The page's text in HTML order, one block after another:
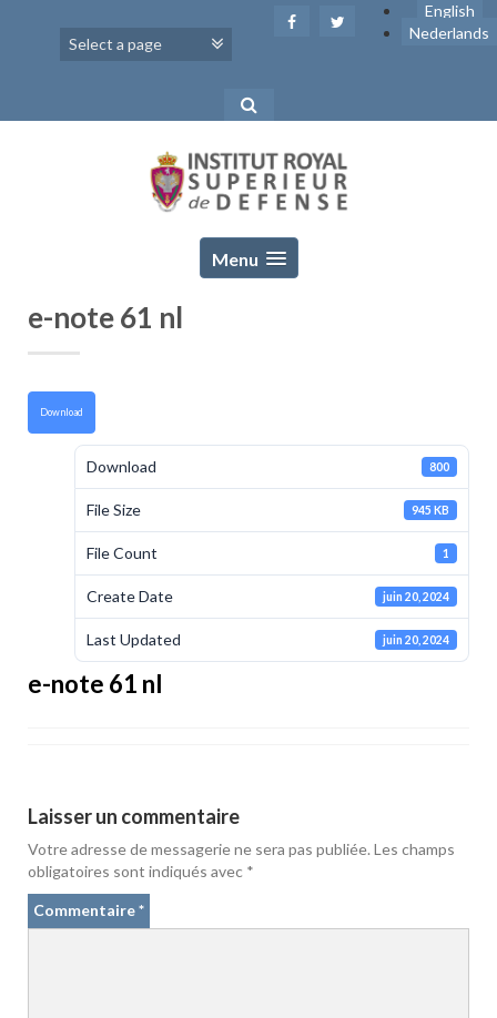
English
Nederlands
Menu
e-note 61 nl
Download
Download 800
File Size 945 KB
File Count 1
Create Date juin 20, 2024
Last Updated juin 20, 2024
e-note 61 nl
Laisser un commentaire
Votre adresse de messagerie ne sera pas publiée. Les champs
obligatoires sont indiqués avec *
Commentaire*